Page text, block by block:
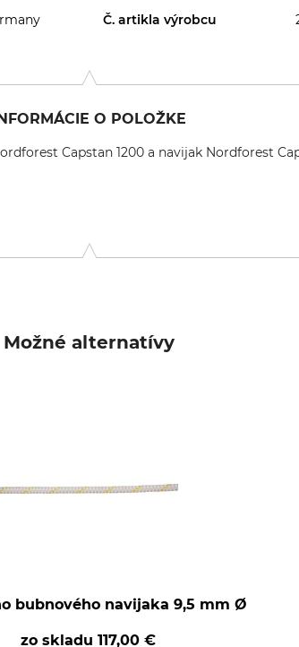
Č. artikla výrobcu
O POLOŽKE
Capstan 1200 a navijak Nordforest
Možné alternatívy
bubnového navijaka 9,5 mm Ø
zo skladu117,00 €